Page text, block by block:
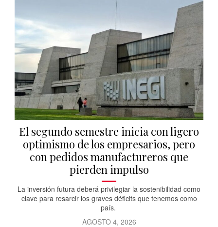
El segundo semestre inicia con ligero
optimismo de los empresarios, pero
con pedidos manufactureros que
pierden impulso
La inversión futura deberá privilegiar la sostenibilidad como
clave para resarcir los graves déficits que tenemos como
país.
AGOSTO 4, 2026